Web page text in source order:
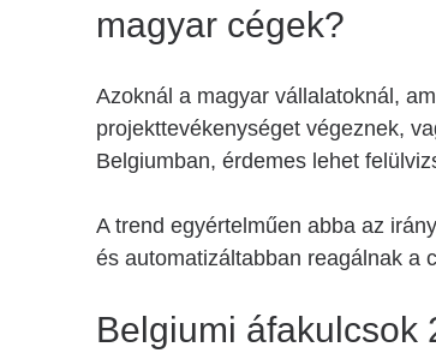
magyar cégek?
Azoknál a magyar vállalatoknál,
projekttevékenységet végeznek,
Belgiumban, érdemes lehet
A trend egyértelműen abba az
és automatizáltabban reagálnak a
Belgiumi áfakulcsok